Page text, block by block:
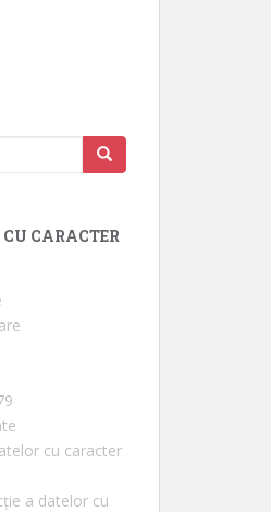
CARACTER
cu caracter
a datelor cu